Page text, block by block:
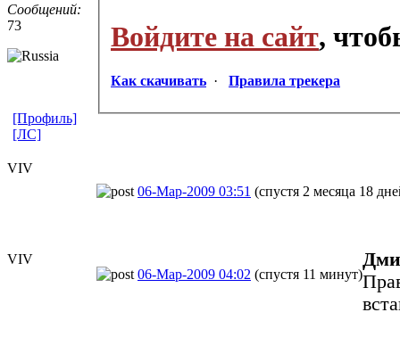
Сообщений:
73
Войдите на сайт,
Как скачивать · Правила трекера
[Профиль]
[ЛС]
VIV
06-Мар-2009 03:51 (спустя 2 месяца 18
VIV
06-Мар-2009 04:02 (спустя 11 минут)